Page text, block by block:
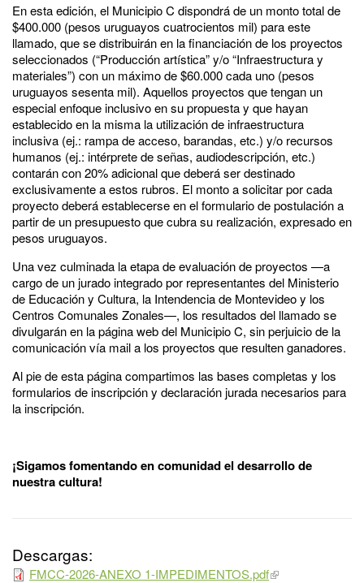
En esta edición, el Municipio C dispondrá de un monto total de
$400.000 (pesos uruguayos cuatrocientos mil) para este
llamado, que se distribuirán en la financiación de los proyectos
seleccionados (“Producción artística” y/o “Infraestructura y
materiales”) con un máximo de $60.000 cada uno (pesos
uruguayos sesenta mil). Aquellos proyectos que tengan un
especial enfoque inclusivo en su propuesta y que hayan
establecido en la misma la utilización de infraestructura
inclusiva (ej.: rampa de acceso, barandas, etc.) y/o recursos
humanos (ej.: intérprete de señas, audiodescripción, etc.)
contarán con 20% adicional que deberá ser destinado
exclusivamente a estos rubros. El monto a solicitar por cada
proyecto deberá establecerse en el formulario de postulación a
partir de un presupuesto que cubra su realización, expresado en
pesos uruguayos.
Una vez culminada la etapa de evaluación de proyectos —a
cargo de un jurado integrado por representantes del Ministerio
de Educación y Cultura, la Intendencia de Montevideo y los
Centros Comunales Zonales—, los resultados del llamado se
divulgarán en la página web del Municipio C, sin perjuicio de la
comunicación vía mail a los proyectos que resulten ganadores.
Al pie de esta página compartimos las bases completas y los
formularios de inscripción y declaración jurada necesarios para
la inscripción.
¡Sigamos fomentando en comunidad el desarrollo de
nuestra cultura!
Descargas:
FMCC-2026-ANEXO 1-IMPEDIMENTOS.pdf